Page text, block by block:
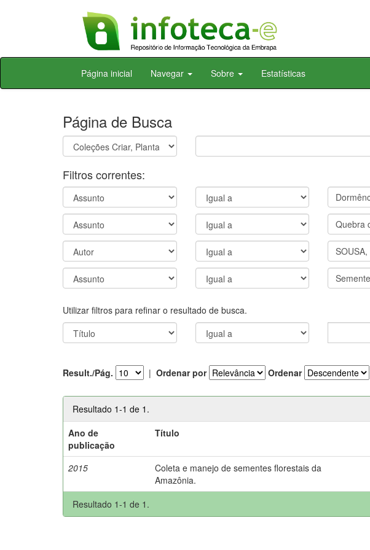
Skip
Página inicial Navegar Sobre Estatísticas
Página de Busca
Filtros correntes:
Utilizar filtros para refinar o resultado de busca.
Result./Pág. | Ordenar por Ordenar
Resultado 1-1 de 1.
Ano de
publicação
Título
2015
Coleta e manejo de sementes florestais da
Amazônia.
Resultado 1-1 de 1.